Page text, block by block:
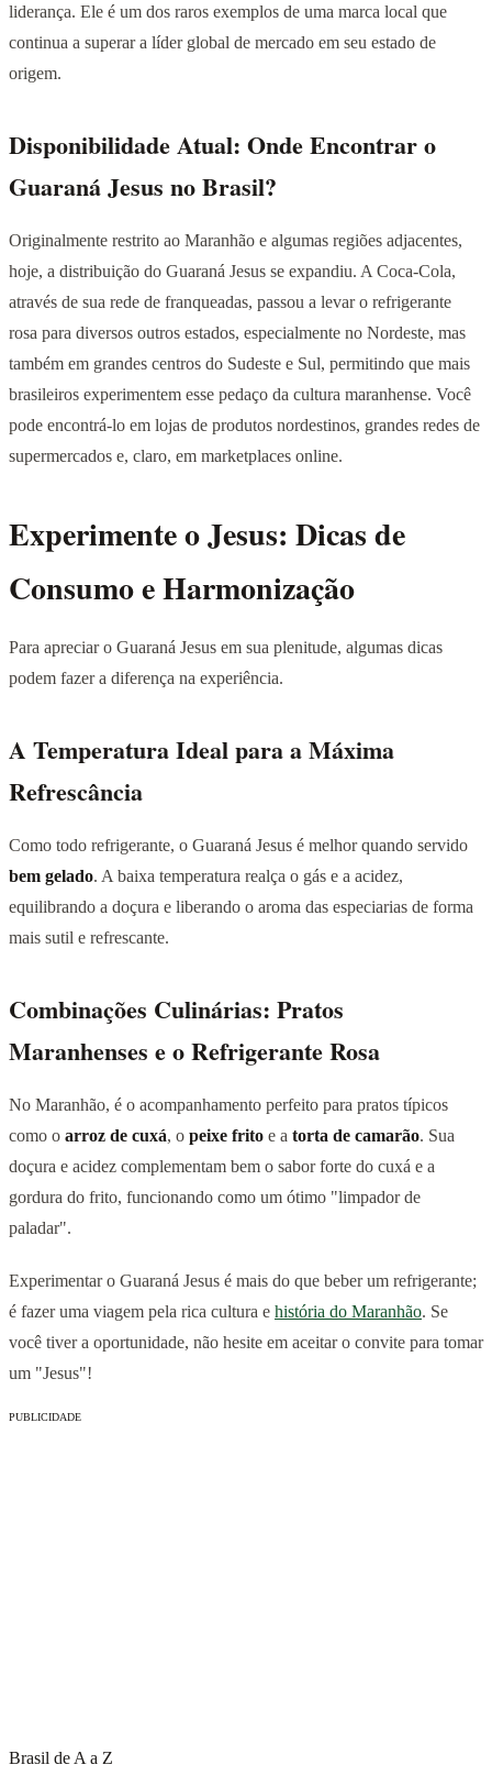
liderança. Ele é um dos raros exemplos de uma marca local que
continua a superar a líder global de mercado em seu estado de
origem.
Disponibilidade Atual: Onde Encontrar o
Guaraná Jesus no Brasil?
Originalmente restrito ao Maranhão e algumas regiões adjacentes,
hoje, a distribuição do Guaraná Jesus se expandiu. A Coca-Cola,
através de sua rede de franqueadas, passou a levar o refrigerante
rosa para diversos outros estados, especialmente no Nordeste, mas
também em grandes centros do Sudeste e Sul, permitindo que mais
brasileiros experimentem esse pedaço da cultura maranhense. Você
pode encontrá-lo em lojas de produtos nordestinos, grandes redes de
supermercados e, claro, em marketplaces online.
Experimente o Jesus: Dicas de
Consumo e Harmonização
Para apreciar o Guaraná Jesus em sua plenitude, algumas dicas
podem fazer a diferença na experiência.
A Temperatura Ideal para a Máxima
Refrescância
Como todo refrigerante, o Guaraná Jesus é melhor quando servido
bem gelado. A baixa temperatura realça o gás e a acidez,
equilibrando a doçura e liberando o aroma das especiarias de forma
mais sutil e refrescante.
Combinações Culinárias: Pratos
Maranhenses e o Refrigerante Rosa
No Maranhão, é o acompanhamento perfeito para pratos típicos
como o arroz de cuxá, o peixe frito e a torta de camarão. Sua
doçura e acidez complementam bem o sabor forte do cuxá e a
gordura do frito, funcionando como um ótimo "limpador de
paladar".
Experimentar o Guaraná Jesus é mais do que beber um refrigerante;
é fazer uma viagem pela rica cultura e história do Maranhão. Se
você tiver a oportunidade, não hesite em aceitar o convite para tomar
um "Jesus"!
PUBLICIDADE
Brasil de A a Z